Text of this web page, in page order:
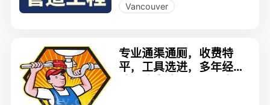
Vancouver
专业通渠通厕，收费特
平，工具选进，多年经